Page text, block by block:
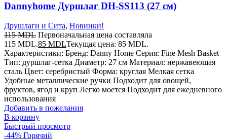
Dannyhome Дуршлаг DH-SS113 (27 см)
Друшлаги и Сита, Новинки!
115MDL Первоначальная цена составляла
115 MDL.85 MDLТекущая цена: 85 MDL.
Характеристики: Бренд: Danny Home Серия: Fine Mesh Basket
Тип: дуршлаг-сетка Диаметр: 27 см Материал: нержавеющая
сталь Цвет: серебристый Форма: круглая Мелкая сетка
Удобные металлические ручки Подходит для овощей,
фруктов, ягод и круп Легко моется Подходит для ежедневного
использования
Добавить в пожелания
В корзину
Быстрый просмотр
-44% Горячий